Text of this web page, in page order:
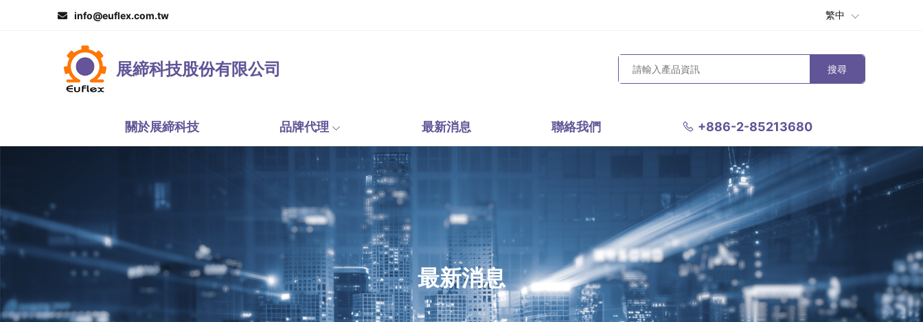
info@euflex.com.tw 繁中
展締科技股份有限公司 搜尋
關於展締科技 品牌代理 最新消息 聯絡我們 +886-2-85213680
最新消息